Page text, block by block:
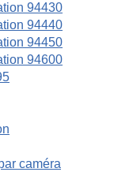
94430
94440
94450
94600
caméra